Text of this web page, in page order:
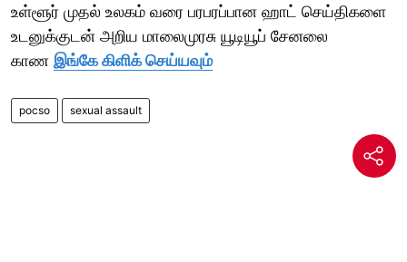
உள்ளூர் முதல் உலகம் வரை பரபரப்பான ஹாட் செய்திகளை
உடனுக்குடன் அறிய மாலைமுரசு யூடியூப் சேனலை
காண இங்கே கிளிக் செய்யவும்
pocso sexual assault